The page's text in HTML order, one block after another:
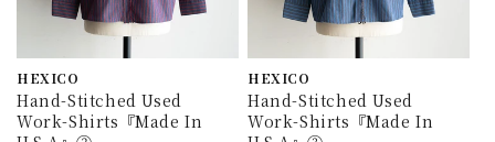
HEXICO
Hand-Stitched Used
Work-Shirts『Made In
HEXICO
Hand-Stitched Used
Work-Shirts『Made In